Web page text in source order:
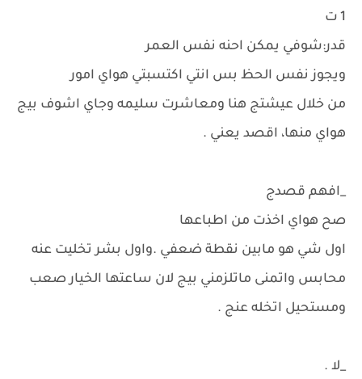
1 ت
قدر:شوفي يمكن احنه نفس العمر
ويجوز نفس الحظ بس انتي اكتسبتي هواي امور
من خلال عيشتج هنا ومعاشرت سليمه وجاي اشوف بيج
هواي منها، اقصد يعني .
_افهم قصدج
صح هواي اخذت من اطباعها
اول شي هو مابين نقطة ضعفي .واول بشر تخليت عنه
محابس واتمنى ماتلزمني بيج لان ساعتها الخيار صعب
ومستحيل اتخله عنج .
_لا .